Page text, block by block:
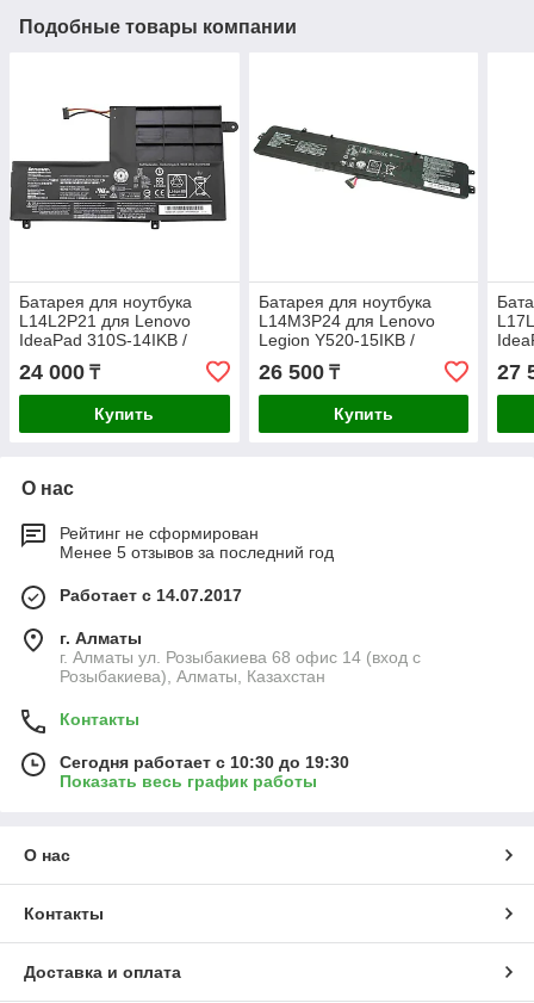
Подобные товары компании
Батарея для ноутбука
L14L2P21 для Lenovo
IdeaPad 310S-14IKB /
520S-14IKB 7.4v 4050mAh
ORIGINAL
24 000 ₸
Купить
Батарея для ноутбука
L14M3P24 для Lenovo
Legion Y520-15IKB /
IdeaPad Y700-14ISK 11.1v-
3930mAh ORIGINAL
26 500₸
Купить
27
О нас
Рейтинг не сформирован
Менее 5 отзывов за последний год
Работает с 14.07.2017
г. Алматы
г. Алматы ул. Розыбакиева 68 офис 14 (вход с
Розыбакиева), Алматы, Казахстан
Контакты
Сегодня работает с 10:30 до 19:30
Показать весь график работы
О нас
Контакты
Доставка и оплата